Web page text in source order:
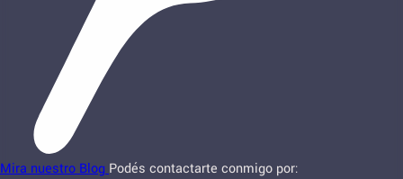
Mira nuestro Blog Podés contactarte conmigo por: